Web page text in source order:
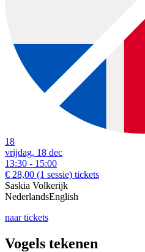
18
vrijdag, 18 dec
13:30 - 15:00
€ 28,00 (1 sessie) tickets
Saskia Volkerijk
NederlandsEnglish
naar tickets
Vogels tekenen